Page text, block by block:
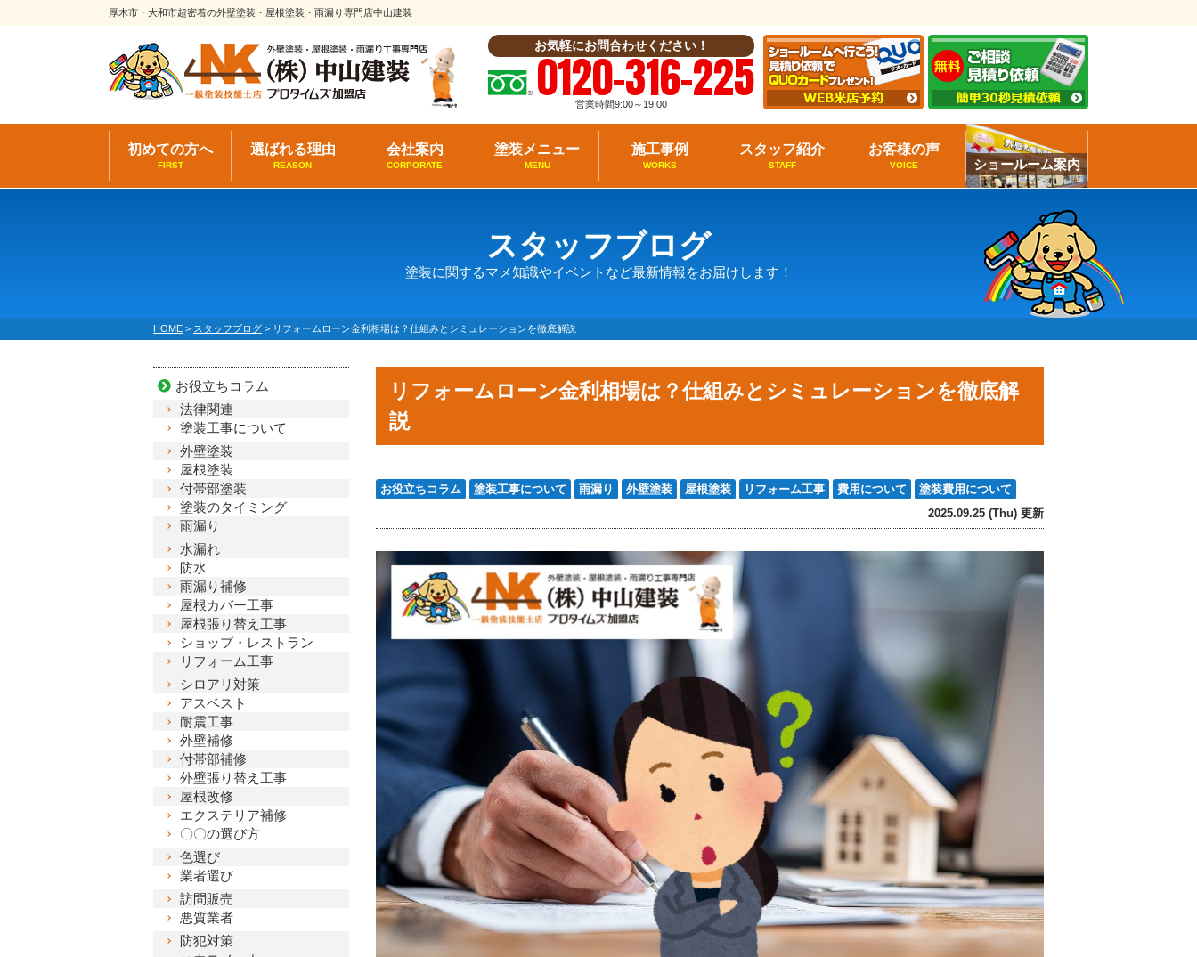
厚木市・大和市超密着の外壁塗装・屋根塗装・雨漏り専門店中山建装
お気軽にお問合わせください！
0120-316-225
営業時間9:00～19:00
初めての方へ
FIRST
選ばれる理由
REASON
会社案内
CORPORATE
塗装メニュー
MENU
施工事例
WORKS
スタッフ紹介
STAFF
お客様の声
VOICE ショールーム案内
スタッフブログ
塗装に関するマメ知識やイベントなど最新情報をお届けします！
HOME > スタッフブログ > リフォームローン金利相場は？仕組みとシミュレーションを徹底解説
リフォームローン金利相場は？仕組みとシミュレーションを徹底解
説
お役立ちコラム 塗装工事について 雨漏り 外壁塗装 屋根塗装 リフォーム工事 費用について
塗装費用について
2025.09.25 (Thu) 更新
お役立ちコラム
法律関連
塗装工事について
外壁塗装
屋根塗装
付帯部塗装
塗装のタイミング
雨漏り
水漏れ
防水
雨漏り補修
屋根カバー工事
屋根張り替え工事
ショップ・レストラン
リフォーム工事
シロアリ対策
アスベスト
耐震工事
外壁補修
付帯部補修
外壁張り替え工事
屋根改修
エクステリア補修
〇〇の選び方
色選び
業者選び
訪問販売
悪質業者
防犯対策